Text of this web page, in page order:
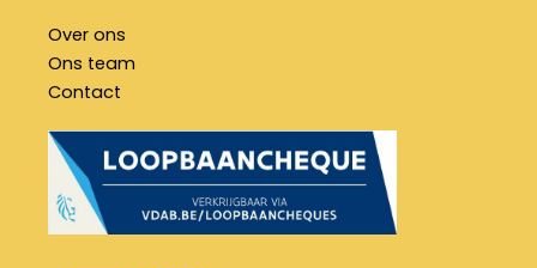
Over ons
Ons team
Contact